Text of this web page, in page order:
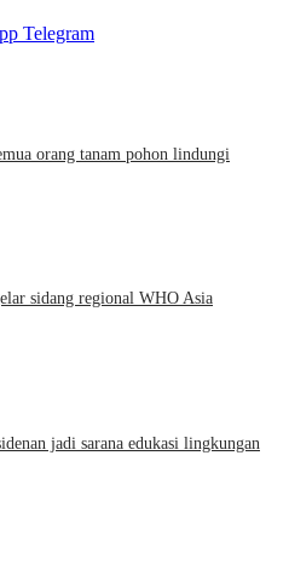
Telegram
orang tanam pohon lindungi
sidang regional WHO Asia
jadi sarana edukasi lingkungan